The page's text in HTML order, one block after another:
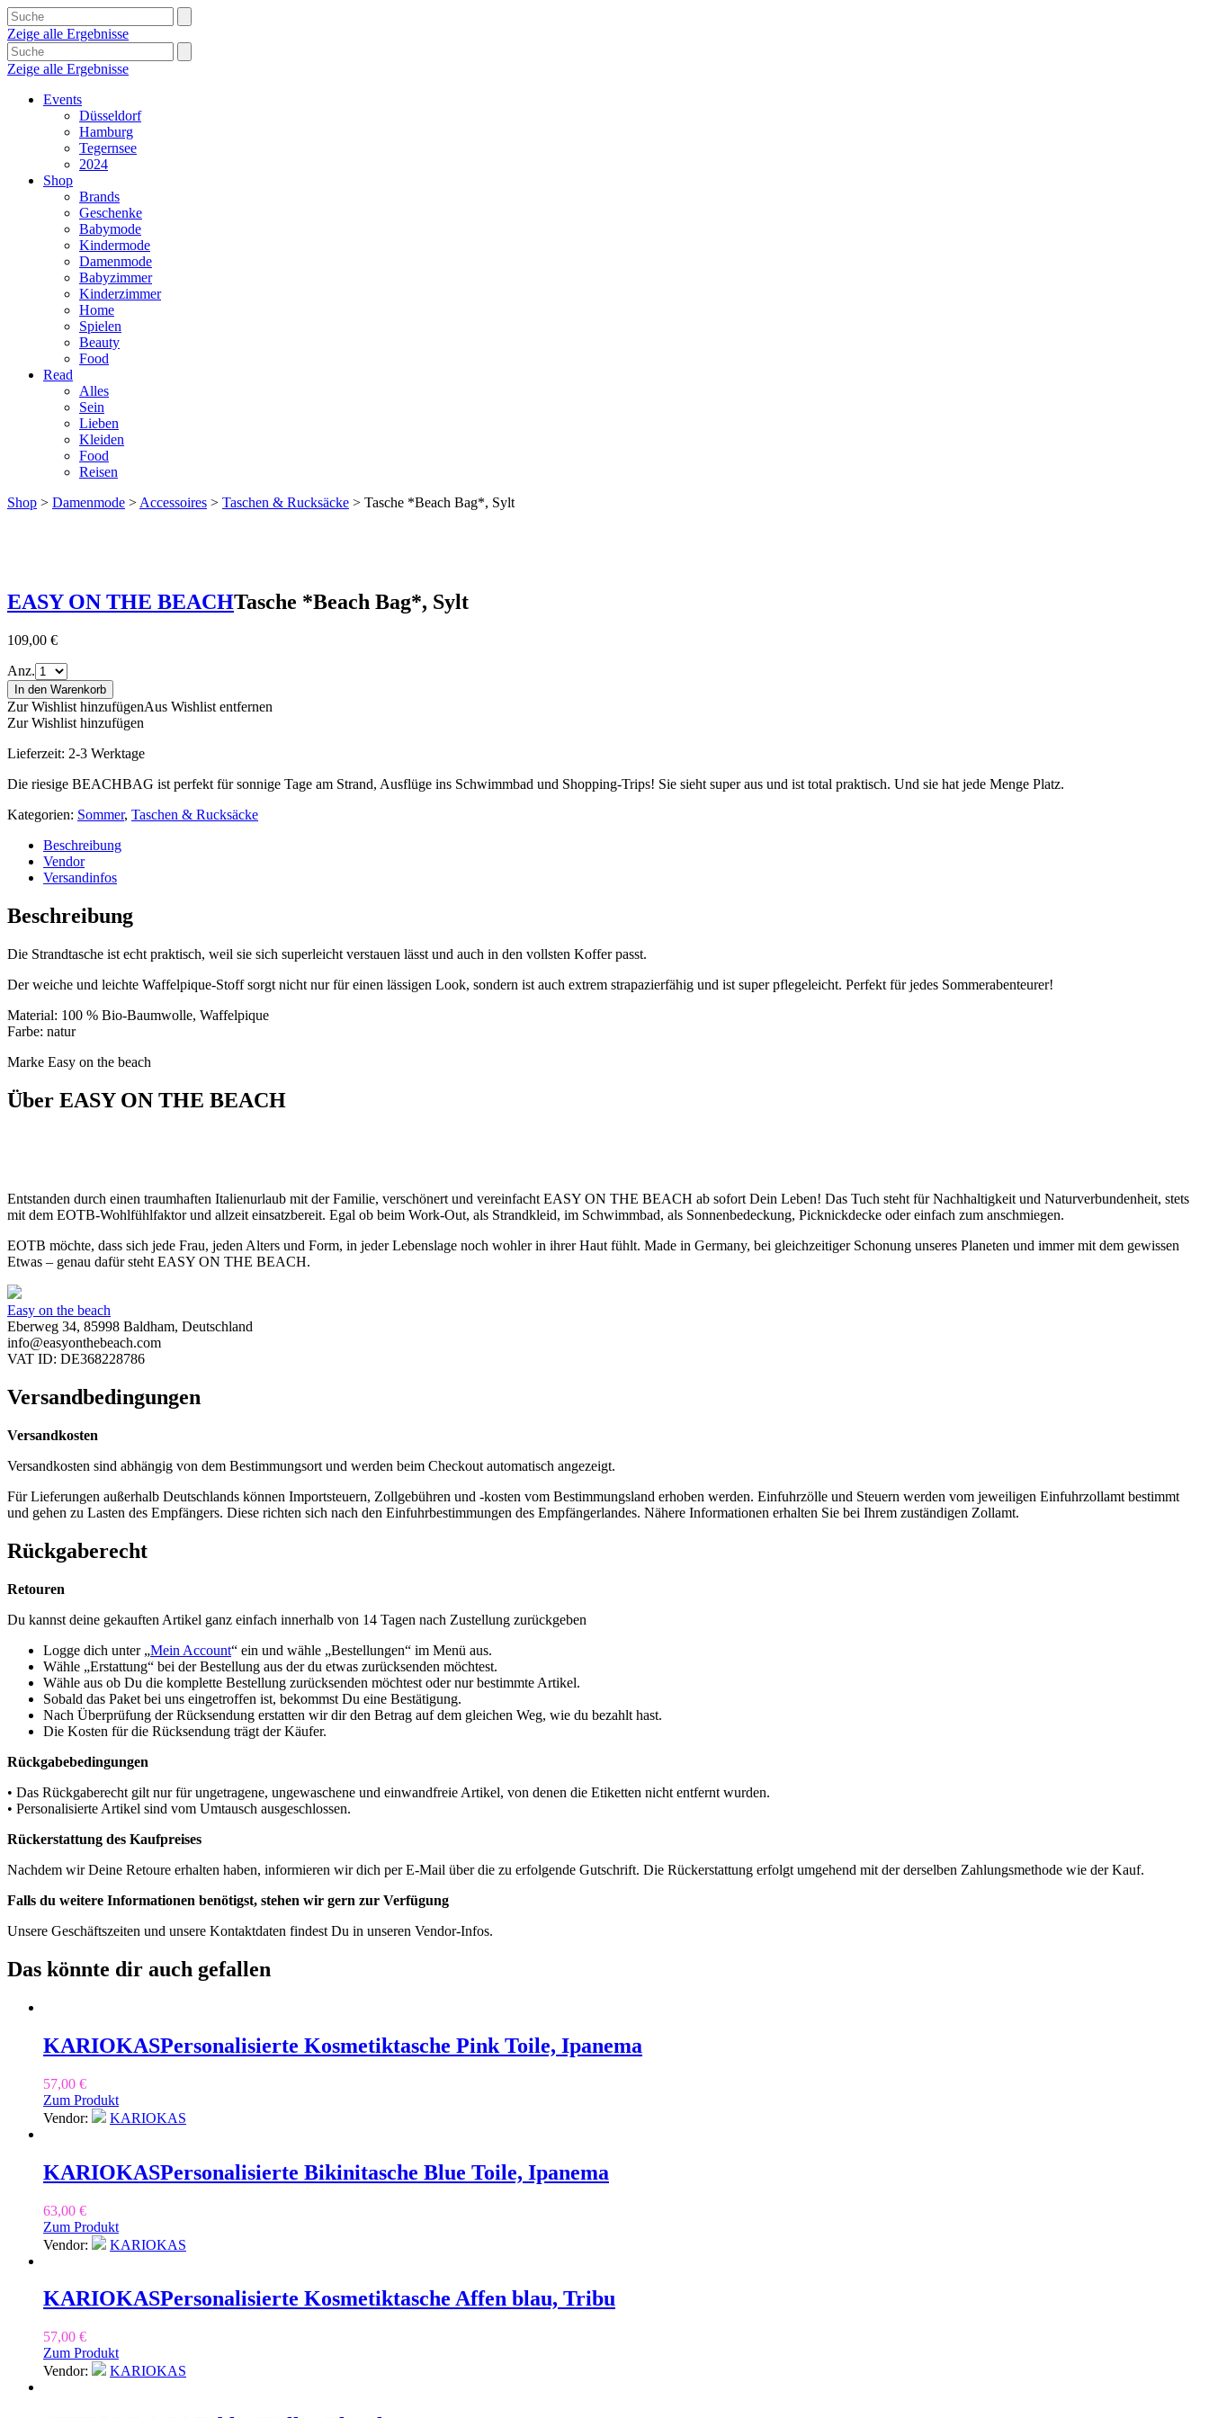
Zeige alle Ergebnisse
Zeige alle Ergebnisse
Events
Düsseldorf
Hamburg
Tegernsee
2024
Shop
Brands
Geschenke
Babymode
Kindermode
Damenmode
Babyzimmer
Kinderzimmer
Home
Spielen
Beauty
Food
Read
Alles
Sein
Lieben
Kleiden
Food
Reisen
Shop > Damenmode > Accessoires > Taschen & Rucksäcke > Tasche *Beach Bag*, Sylt
EASY ON THE BEACHTasche *Beach Bag*, Sylt
109,00 €
Anz.
In den Warenkorb
Zur Wishlist hinzufügenAus Wishlist entfernen
Zur Wishlist hinzufügen
Lieferzeit: 2-3 Werktage
Die riesige BEACHBAG ist perfekt für sonnige Tage am Strand, Ausflüge ins Schwimmbad und Shopping-Trips! Sie sieht super aus und ist total praktisch. Und sie hat jede Menge Platz.
Kategorien: Sommer, Taschen & Rucksäcke
Beschreibung
Vendor
Versandinfos
Beschreibung
Die Strandtasche ist echt praktisch, weil sie sich superleicht verstauen lässt und auch in den vollsten Koffer passt.
Der weiche und leichte Waffelpique-Stoff sorgt nicht nur für einen lässigen Look, sondern ist auch extrem strapazierfähig und ist super pflegeleicht. Perfekt für jedes Sommerabenteurer!
Material: 100 % Bio-Baumwolle, Waffelpique
Farbe: natur
Marke Easy on the beach
Über EASY ON THE BEACH
Entstanden durch einen traumhaften Italienurlaub mit der Familie, verschönert und vereinfacht EASY ON THE BEACH ab sofort Dein Leben! Das Tuch steht für Nachhaltigkeit und Naturverbundenheit, stets
mit dem EOTB-Wohlfühlfaktor und allzeit einsatzbereit. Egal ob beim Work-Out, als Strandkleid, im Schwimmbad, als Sonnenbedeckung, Picknickdecke oder einfach zum anschmiegen.
EOTB möchte, dass sich jede Frau, jeden Alters und Form, in jeder Lebenslage noch wohler in ihrer Haut fühlt. Made in Germany, bei gleichzeitiger Schonung unseres Planeten und immer mit dem gewissen
Etwas – genau dafür steht EASY ON THE BEACH.
Easy on the beach
Eberweg 34, 85998 Baldham, Deutschland
info@easyonthebeach.com
VAT ID: DE368228786
Versandbedingungen
Versandkosten
Versandkosten sind abhängig von dem Bestimmungsort und werden beim Checkout automatisch angezeigt.
Für Lieferungen außerhalb Deutschlands können Importsteuern, Zollgebühren und -kosten vom Bestimmungsland erhoben werden. Einfuhrzölle und Steuern werden vom jeweiligen Einfuhrzollamt bestimmt
und gehen zu Lasten des Empfängers. Diese richten sich nach den Einfuhrbestimmungen des Empfängerlandes. Nähere Informationen erhalten Sie bei Ihrem zuständigen Zollamt.
Rückgaberecht
Retouren
Du kannst deine gekauften Artikel ganz einfach innerhalb von 14 Tagen nach Zustellung zurückgeben
Logge dich unter „Mein Account“ ein und wähle „Bestellungen“ im Menü aus.
Wähle „Erstattung“ bei der Bestellung aus der du etwas zurücksenden möchtest.
Wähle aus ob Du die komplette Bestellung zurücksenden möchtest oder nur bestimmte Artikel.
Sobald das Paket bei uns eingetroffen ist, bekommst Du eine Bestätigung.
Nach Überprüfung der Rücksendung erstatten wir dir den Betrag auf dem gleichen Weg, wie du bezahlt hast.
Die Kosten für die Rücksendung trägt der Käufer.
Rückgabebedingungen
• Das Rückgaberecht gilt nur für ungetragene, ungewaschene und einwandfreie Artikel, von denen die Etiketten nicht entfernt wurden.
• Personalisierte Artikel sind vom Umtausch ausgeschlossen.
Rückerstattung des Kaufpreises
Nachdem wir Deine Retoure erhalten haben, informieren wir dich per E-Mail über die zu erfolgende Gutschrift. Die Rückerstattung erfolgt umgehend mit der derselben Zahlungsmethode wie der Kauf.
Falls du weitere Informationen benötigst, stehen wir gern zur Verfügung
Unsere Geschäftszeiten und unsere Kontaktdaten findest Du in unseren Vendor-Infos.
Das könnte dir auch gefallen
KARIOKASPersonalisierte Kosmetiktasche Pink Toile, Ipanema
57,00 €
Zum Produkt
Vendor:
KARIOKAS
KARIOKASPersonalisierte Bikinitasche Blue Toile, Ipanema
63,00 €
Zum Produkt
Vendor:
KARIOKAS
KARIOKASPersonalisierte Kosmetiktasche Affen blau, Tribu
57,00 €
Zum Produkt
Vendor:
KARIOKAS